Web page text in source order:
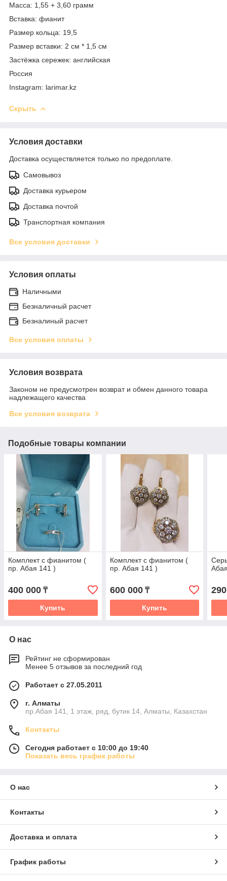
Масса: 1,55 + 3,60 грамм
Вставка: фианит
Размер кольца: 19,5
Размер вставки: 2 см * 1,5 см
Застёжка сережек: английская
Россия
Instagram: larimar.kz
Скрыть
Условия доставки
Доставка осуществляется только по предоплате.
Самовывоз
Доставка курьером
Доставка почтой
Транспортная компания
Все условия доставки
Условия оплаты
Наличными
Безналичный расчет
Безналиный расчет
Все условия оплаты
Условия возврата
Законом не предусмотрен возврат и обмен данного товара
надлежащего качества
Все условия возврата
Подобные товары компании
Комплект с фианитом (
пр. Абая 141 )
400 000 ₸
Купить
Комплект с фианитом (
пр. Абая 141 )
600 000₸
Купить
О нас
Рейтинг не сформирован
Менее 5 отзывов за последний год
Работает с 27.05.2011
г. Алматы
пр.Абая 141, 1 этаж, ряд, бутик 14, Алматы, Казахстан
Контакты
Сегодня работает с 10:00 до 19:40
Показать весь график работы
О нас
Контакты
Доставка и оплата
График работы